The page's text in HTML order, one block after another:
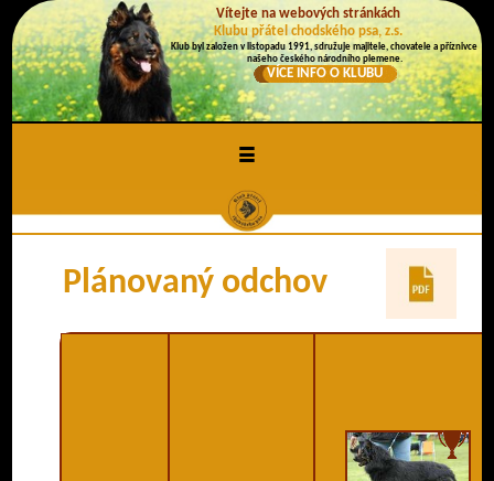
Vítejte na webových stránkách
Klubu přátel chodského psa, z.s.
Klub byl založen v listopadu 1991, sdružuje majitele, chovatele a příznivce
našeho českého národního plemene.
VÍCE INFO O KLUBU
≡
Plánovaný odchov